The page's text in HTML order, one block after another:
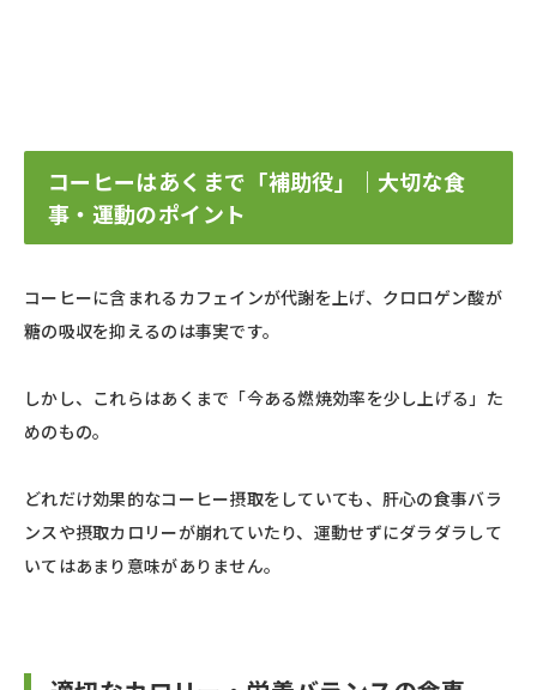
コーヒーはあくまで「補助役」｜大切な食
事・運動のポイント
コーヒーに含まれるカフェインが代謝を上げ、クロロゲン酸が
糖の吸収を抑えるのは事実です。
しかし、これらはあくまで「今ある燃焼効率を少し上げる」た
めのもの。
どれだけ効果的なコーヒー摂取をしていても、肝心の食事バラ
ンスや摂取カロリーが崩れていたり、運動せずにダラダラして
いてはあまり意味がありません。